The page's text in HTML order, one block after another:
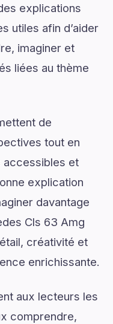
explications
utiles afin d’aider
imaginer et
liées au thème
de
tout en
accessibles et
explication
davantage
Cls 63 Amg
créativité et
enrichissante.
aux lecteurs les
comprendre,